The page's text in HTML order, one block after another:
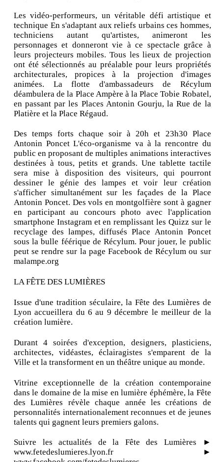
Les vidéo-performeurs, un véritable défi artistique et
technique En s'adaptant aux reliefs urbains ces hommes,
techniciens autant qu'artistes, animeront les
personnages et donneront vie à ce spectacle grâce à
leurs projecteurs mobiles. Tous les lieux de projection
ont été sélectionnés au préalable pour leurs propriétés
architecturales, propices à la projection d'images
animées. La flotte d'ambassadeurs de Récylum
déambulera de la Place Ampère à la Place Tobie Robatel,
en passant par les Places Antonin Gourju, la Rue de la
Platière et la Place Régaud.
Des temps forts chaque soir à 20h et 23h30 Place
Antonin Poncet L'éco-organisme va à la rencontre du
public en proposant de multiples animations interactives
destinées à tous, petits et grands. Une tablette tactile
sera mise à disposition des visiteurs, qui pourront
dessiner le génie des lampes et voir leur création
s'afficher simultanément sur les façades de la Place
Antonin Poncet. Des vols en montgolfière sont à gagner
en participant au concours photo avec l'application
smartphone Instagram et en remplissant les Quizz sur le
recyclage des lampes, diffusés Place Antonin Poncet
sous la bulle féérique de Récylum. Pour jouer, le public
peut se rendre sur la page Facebook de Récylum ou sur
malampe.org
LA FÊTE DES LUMIÈRES
Issue d'une tradition séculaire, la Fête des Lumières de
Lyon accueillera du 6 au 9 décembre le meilleur de la
création lumière.
Durant 4 soirées d'exception, designers, plasticiens,
architectes, vidéastes, éclairagistes s'emparent de la
Ville et la transforment en un théâtre unique au monde.
Vitrine exceptionnelle de la création contemporaine
dans le domaine de la mise en lumière éphémère, la Fête
des Lumières révèle chaque année les créations de
personnalités internationalement reconnues et de jeunes
talents qui gagnent leurs premiers galons.
Suivre les actualités de la Fête des Lumières ►
www.fetedeslumieres.lyon.fr ►